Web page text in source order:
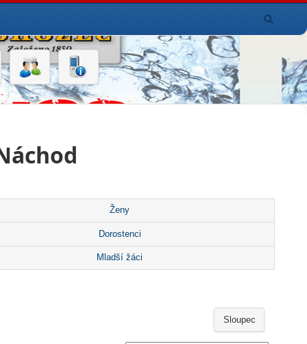
Ženy
Dorostenci
Mladší žáci
Sloupec